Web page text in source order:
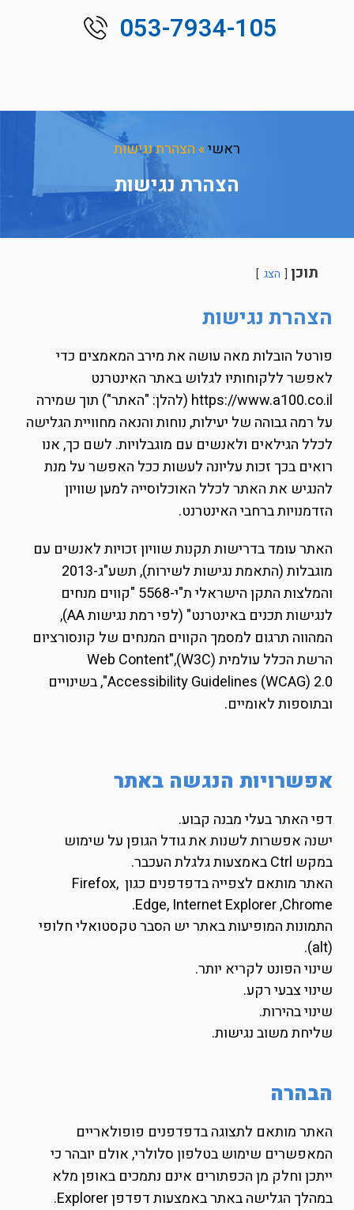
053-7934-105
ראשי» הצהרת נגישות
הצהרת נגישות
תוכן הצג
הצהרת נגישות
פורטל הובלות מאה עושה את מירב המאמצים כדי
לאפשר ללקוחותיו לגלוש באתר האינטרנט
https://www.a100.co.il (להלן: "האתר") תוך שמירה
על רמה גבוהה של יעילות, נוחות והנאה מחוויית הגלישה
לכלל הגילאים ולאנשים עם מוגבלויות. לשם כך, אנו
רואים בכך זכות עליונה לעשות ככל האפשר על מנת
להנגיש את האתר לכלל האוכלוסייה למען שוויון
הזדמנויות ברחבי האינטרנט.
האתר עומד בדרישות תקנות שוויון זכויות לאנשים עם
מוגבלות (התאמת נגישות לשירות), תשע"ג-2013
והמלצות התקן הישראלי ת"י-5568 "קווים מנחים
לנגישות תכנים באינטרנט" (לפי רמת נגישות AA),
המהווה תרגום למסמך הקווים המנחים של קונסורציום
הרשת הכלל עולמית (W3C),"Web Content
Accessibility Guidelines (WCAG) 2.0", בשינויים
ובתוספות לאומיים.
אפשרויות הנגשה באתר
דפי האתר בעלי מבנה קבוע.
ישנה אפשרות לשנות את גודל הגופן על שימוש
במקש Ctrl באמצעות גלגלת העכבר.
האתר מותאם לצפייה בדפדפנים כגון Firefox,
Chrome,‏ Edge, Internet Explorer.
התמונות המופיעות באתר יש הסבר טקסטואלי חלופי
(alt).
שינוי הפונט לקריא יותר.
שינוי צבעי רקע.
שינוי בהירות.
שליחת משוב נגישות.
הבהרה
האתר מותאם לתצוגה בדפדפנים פופולאריים
המאפשרים שימוש בטלפון סלולרי, אולם יובהר כי
ייתכן וחלק מן הכפתורים אינם נתמכים באופן מלא
במהלך הגלישה באתר באמצעות דפדפן Explorer.